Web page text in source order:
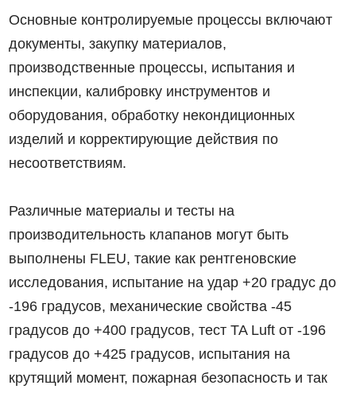
Основные контролируемые процессы включают
документы, закупку материалов,
производственные процессы, испытания и
инспекции, калибровку инструментов и
оборудования, обработку некондиционных
изделий и корректирующие действия по
несоответствиям.
Различные материалы и тесты на
производительность клапанов могут быть
выполнены FLEU, такие как рентгеновские
исследования, испытание на удар +20 градус до
-196 градусов, механические свойства -45
градусов до +400 градусов, тест TA Luft от -196
градусов до +425 градусов, испытания на
крутящий момент, пожарная безопасность и так